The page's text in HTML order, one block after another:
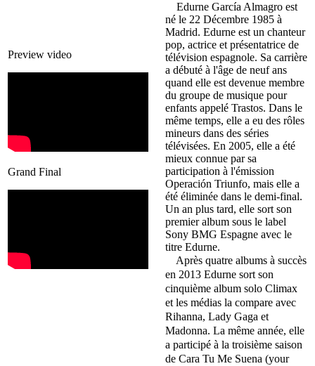
Preview video
Grand Final
Edurne García Almagro est
né le 22 Décembre 1985 à
Madrid. Edurne est un chanteur
pop, actrice et présentatrice de
télévision espagnole. Sa carrière
a débuté à l'âge de neuf ans
quand elle est devenue membre
du groupe de musique pour
enfants appelé Trastos. Dans le
même temps, elle a eu des rôles
mineurs dans des séries
télévisées. En 2005, elle a été
mieux connue par sa
participation à l'émission
Operación Triunfo, mais elle a
été éliminée dans le demi-final.
Un an plus tard, elle sort son
premier album sous le label
Sony BMG Espagne avec le
titre Edurne.
Après quatre albums à succès
en 2013 Edurne sort son
cinquième album solo Climax
et les médias la compare avec
Rihanna, Lady Gaga et
Madonna. La même année, elle
a participé à la troisième saison
de Cara Tu Me Suena (your